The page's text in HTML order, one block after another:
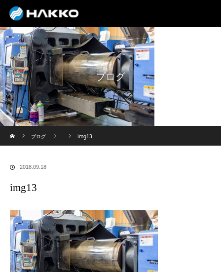
ブログ
ブログ
img13
2018.09.18
img13